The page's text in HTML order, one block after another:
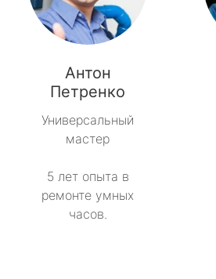
Антон
Петренко
Универсальный
мастер
5 лет опыта в
ремонте умных
часов.